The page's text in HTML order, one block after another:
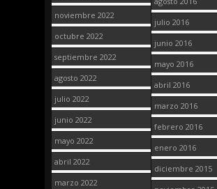
noviembre 2022
octubre 2022
septiembre 2022
agosto 2022
julio 2022
junio 2022
mayo 2022
abril 2022
marzo 2022
julio 2016
junio 2016
mayo 2016
abril 2016
marzo 2016
febrero 2016
enero 2016
diciembre 2015